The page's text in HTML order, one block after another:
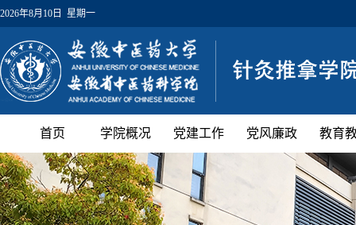
2026年8月10日 星期一
首页 学院概况 党建工作 党风廉政 教育